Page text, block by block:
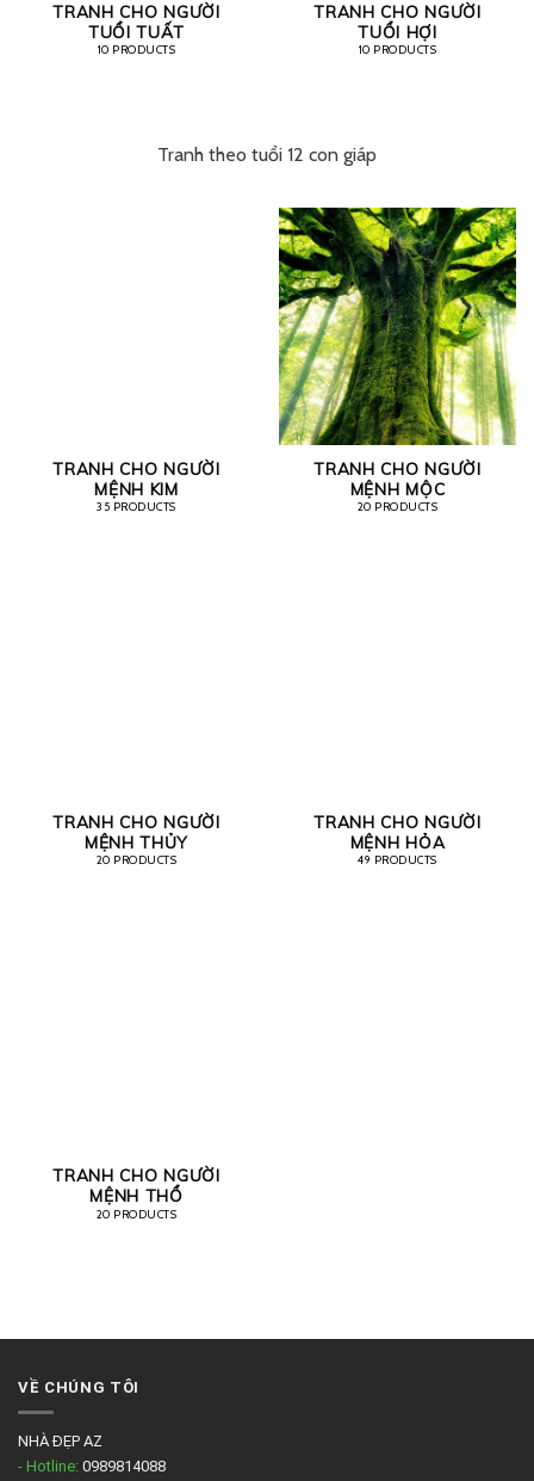
TRANH CHO NGƯỜI
TUỔI TUẤT
10 PRODUCTS
TRANH CHO NGƯỜI
TUỔI HỢI
10 PRODUCTS
Tranh theo tuổi 12 con giáp
TRANH CHO NGƯỜI
MỆNH KIM
35 PRODUCTS
TRANH CHO NGƯỜI
MỆNH MỘC
20 PRODUCTS
TRANH CHO NGƯỜI
MỆNH THỦY
20 PRODUCTS
TRANH CHO NGƯỜI
MỆNH HỎA
49 PRODUCTS
TRANH CHO NGƯỜI
MỆNH THỔ
20 PRODUCTS
VỀ CHÚNG TÔI
NHÀ ĐẸP AZ
- Hotline: 0989814088